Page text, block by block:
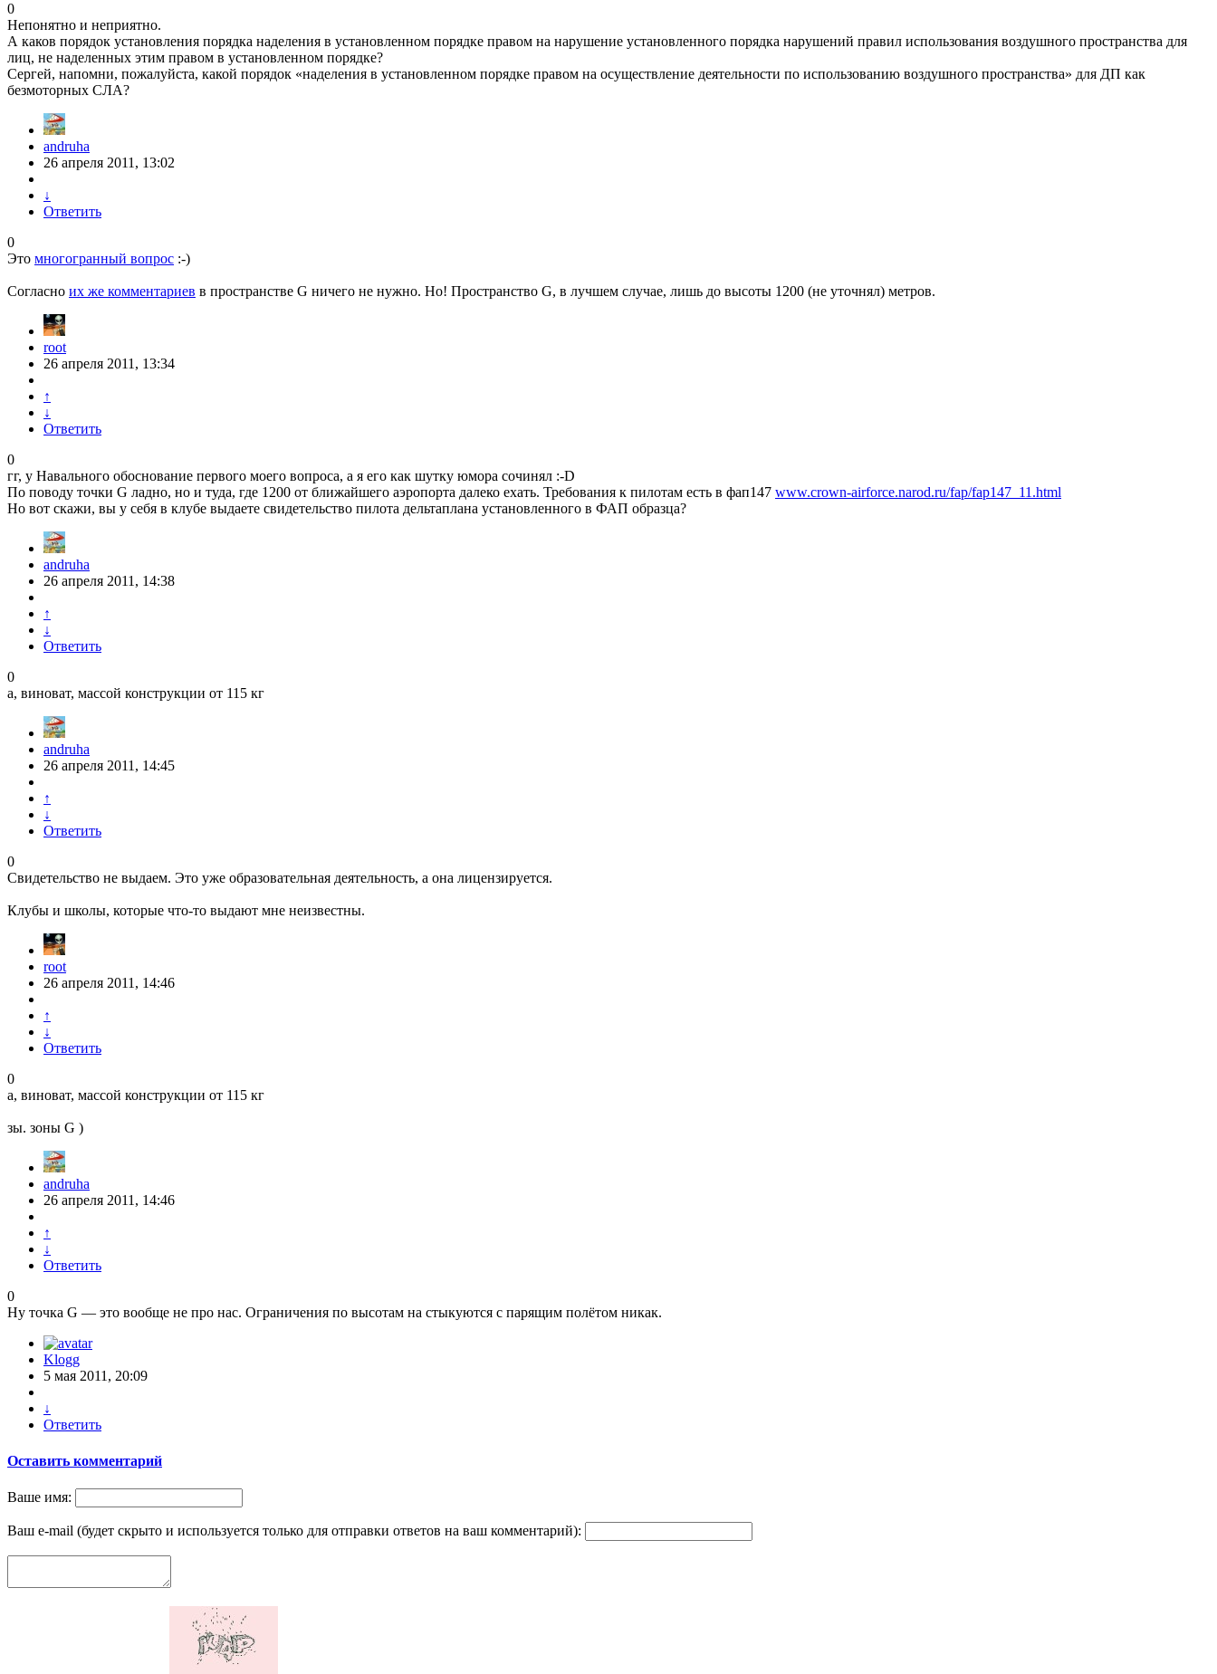
0
Непонятно и неприятно.
А каков порядок установления порядка наделения в установленном порядке правом на нарушение установленного порядка нарушений правил использования воздушного пространства для
лиц, не наделенных этим правом в установленном порядке?
Сергей, напомни, пожалуйста, какой порядок «наделения в установленном порядке правом на осуществление деятельности по использованию воздушного пространства» для ДП как
безмоторных СЛА?
andruha
26 апреля 2011, 13:02
↓
Ответить
0
Это многогранный вопрос :-)
Согласно их же комментариев в пространстве G ничего не нужно. Но! Пространство G, в лучшем случае, лишь до высоты 1200 (не уточнял) метров.
root
26 апреля 2011, 13:34
↑
↓
Ответить
0
гг, у Навального обоснование первого моего вопроса, а я его как шутку юмора сочинял :-D
По поводу точки G ладно, но и туда, где 1200 от ближайшего аэропорта далеко ехать. Требования к пилотам есть в фап147 www.crown-airforce.narod.ru/fap/fap147_11.html
Но вот скажи, вы у себя в клубе выдаете свидетельство пилота дельтаплана установленного в ФАП образца?
andruha
26 апреля 2011, 14:38
↑
↓
Ответить
0
а, виноват, массой конструкции от 115 кг
andruha
26 апреля 2011, 14:45
↑
↓
Ответить
0
Свидетельство не выдаем. Это уже образовательная деятельность, а она лицензируется.
Клубы и школы, которые что-то выдают мне неизвестны.
root
26 апреля 2011, 14:46
↑
↓
Ответить
0
а, виноват, массой конструкции от 115 кг
зы. зоны G )
andruha
26 апреля 2011, 14:46
↑
↓
Ответить
0
Ну точка G — это вообще не про нас. Ограничения по высотам на стыкуются с парящим полётом никак.
Klogg
5 мая 2011, 20:09
↓
Ответить
Оставить комментарий
Ваше имя:
Ваш e-mail (будет скрыто и используется только для отправки ответов на ваш комментарий):